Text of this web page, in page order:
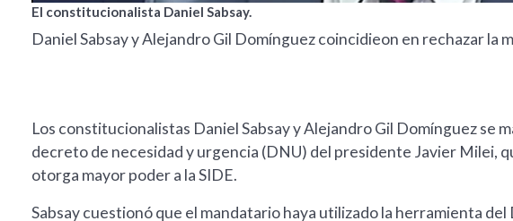
El constitucionalista Daniel Sabsay.
Daniel Sabsay y Alejandro Gil Domínguez coincidieon en rechazar la
Los constitucionalistas Daniel Sabsay y Alejandro Gil Domínguez se
decreto de necesidad y urgencia (DNU) del presidente Javier Milei,
otorga mayor poder a la SIDE.
Sabsay cuestionó que el mandatario haya utilizado la herramienta